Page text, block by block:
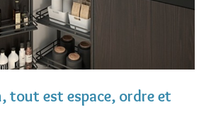
tout est espace, ordre et